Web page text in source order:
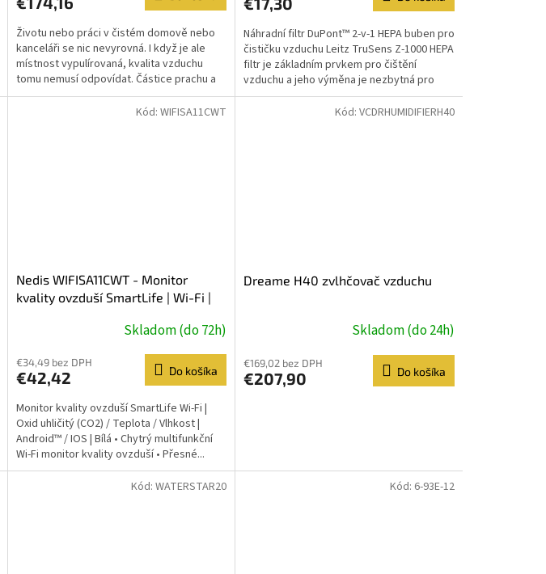
Životu nebo práci v čistém domově nebo
kanceláři se nic nevyrovná. I když je ale
místnost vypulírovaná, kvalita vzduchu
tomu nemusí odpovídat. Částice prachu a
špíny poletující...
Náhradní filtr DuPont™ 2-v-1 HEPA buben pro
čističku vzduchu Leitz TruSens Z-1000 HEPA
filtr je základním prvkem pro čištění
vzduchu a jeho výměna je nezbytná pro
optimální...
Nedis WIFISA11CWT - Monitor
kvality ovzduší SmartLife | Wi-Fi |
Android/ IOS | BílláSkladom (do 72h)
€34,49 bez DPH
€42,42 Do košíka
Monitor kvality ovzduší SmartLife Wi-Fi |
Oxid uhličitý (CO2) / Teplota / Vlhkost |
Android™ / IOS | Bílá • Chytrý multifunkční
Wi-Fi monitor kvality ovzduší • Přesné...
Kód: WIFISA11CWT
Dreame H40 zvlhčovač vzduchu
Skladom (do 24h)
€169,02 bez DPH
€207,90 Do košíka
Kód: VCDRHUMIDIFIERH40
Kód: WATERSTAR20 Kód: 6-93E-12